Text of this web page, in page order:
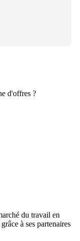
d'offres ?
du travail en
à ses partenaires